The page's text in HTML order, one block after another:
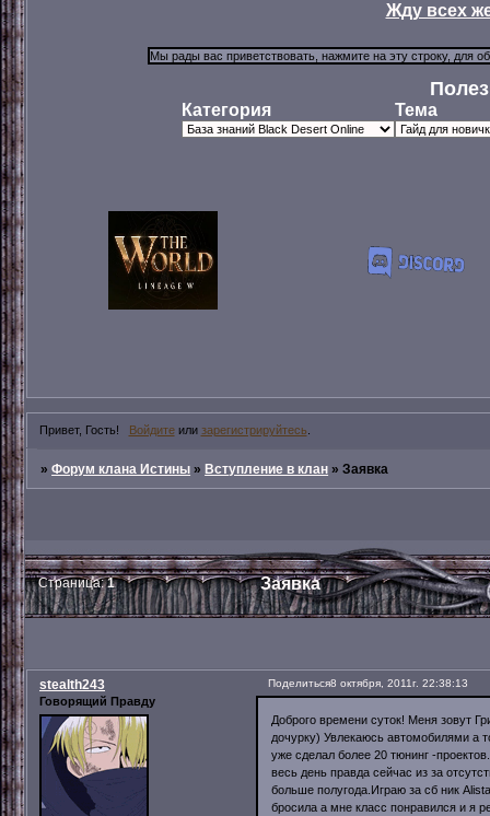
Жду всех
Категория Тема
Привет, Гость! Войдитеили зарегистрируйтесь
»Форум клана Истины »Вступление в клан »Заявка
Заявка
Страница:1
Поделиться8 октября, 2011г. 22:38:13
stealth243
Говорящий Правду
Доброго времени суток! Меня зовут
дочурку) Увлекаюсь автомобилями а
уже сделал более 20 тюнинг -
весь день правда сейчас из за
больше полугода.Играю за сб ник
бросила а мне класс понравился и я